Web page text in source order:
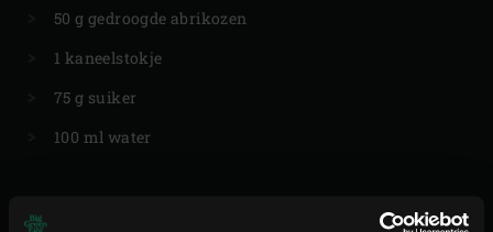
50 g gedroogde abrikozen
1 kaneelstokje
75 g suiker
100 ml water